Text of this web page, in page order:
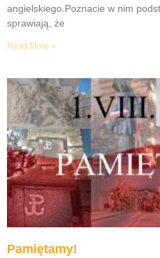
angielskiego.Poznacie w nim
sprawiają, że
Read More »
Pamiętamy!